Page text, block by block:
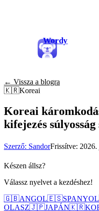
Wordy
← Vissza a blogra
🇰🇷Koreai
Koreai
kifejezés
Szerző: SandorFrissítve:
Készen állsz?
Válassz nyelvet a kezdéshez!
🇬🇧ANGOL🇪🇸SPANYOL
OLASZ🇯🇵JAPÁN🇰🇷